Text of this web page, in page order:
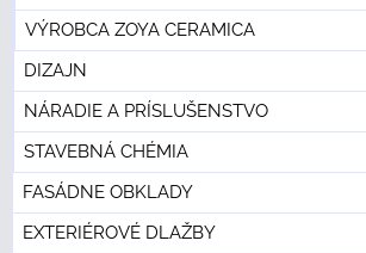
VÝROBCA ZOYA CERAMICA
DIZAJN
NÁRADIE A PRÍSLUŠENSTVO
STAVEBNÁ CHÉMIA
FASÁDNE OBKLADY
EXTERIÉROVÉ DLAŽBY